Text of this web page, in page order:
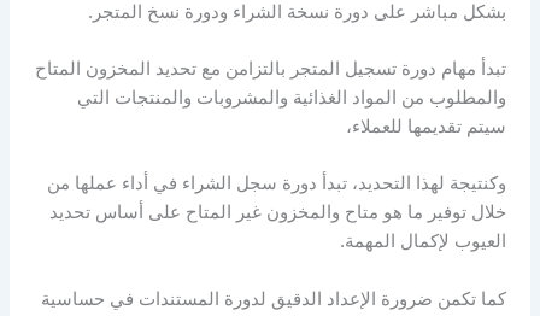
بشكل مباشر على دورة نسخة الشراء ودورة نسخ المتجر.
تبدأ مهام دورة تسجيل المتجر بالتزامن مع تحديد المخزون المتاح
والمطلوب من المواد الغذائية والمشروبات والمنتجات التي
سيتم تقديمها للعملاء،
وكنتيجة لهذا التحديد، تبدأ دورة سجل الشراء في أداء عملها من
خلال توفير ما هو متاح والمخزون غير المتاح على أساس تحديد
العيوب لإكمال المهمة.
كما تكمن ضرورة الإعداد الدقيق لدورة المستندات في حساسية